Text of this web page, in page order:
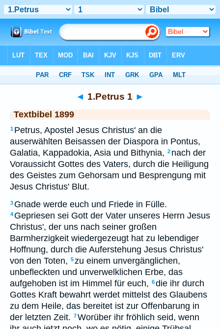
◄ 1.Petrus 1 ►
Textbibel 1899
1 Petrus, Apostel Jesus Christus' an die
auserwählten Beisassen der Diaspora in Pontus,
Galatia, Kappadokia, Asia und Bithynia, 2 nach der
Voraussicht Gottes des Vaters, durch die Heiligung
des Geistes zum Gehorsam und Besprengung mit
Jesus Christus' Blut.
3 Gnade werde euch und Friede in Fülle.
4 Gepriesen sei Gott der Vater unseres Herrn Jesus
Christus', der uns nach seiner großen
Barmherzigkeit wiedergezeugt hat zu lebendiger
Hoffnung, durch die Auferstehung Jesus Christus'
von den Toten, 5zu einem unvergänglichen,
unbefleckten und unverwelklichen Erbe, das
aufgehoben ist im Himmel für euch, 6die ihr durch
Gottes Kraft bewahrt werdet mittelst des Glaubens
zu dem Heile, das bereitet ist zur Offenbarung in
der letzten Zeit. 7Worüber ihr fröhlich seid, wenn